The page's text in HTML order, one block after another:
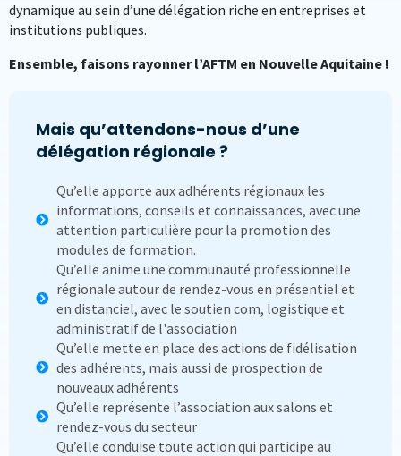
dynamique au sein d’une délégation riche en entreprises et
institutions publiques.
Ensemble, faisons rayonner l’AFTM en Nouvelle Aquitaine !
Mais qu’attendons-nous d’une
délégation régionale ?
Qu’elle apporte aux adhérents régionaux les
informations, conseils et connaissances, avec une
attention particulière pour la promotion des
modules de formation.
Qu’elle anime une communauté professionnelle
régionale autour de rendez-vous en présentiel et
en distanciel, avec le soutien com, logistique et
administratif de l'association
Qu’elle mette en place des actions de fidélisation
des adhérents, mais aussi de prospection de
nouveaux adhérents
Qu’elle représente l’association aux salons et
rendez-vous du secteur
Qu’elle conduise toute action qui participe au